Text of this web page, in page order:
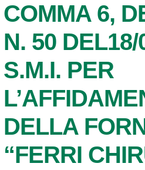
COMMA 6,
N. 50 DEL18/
S.M.I. PER
DELLA
“FERRI